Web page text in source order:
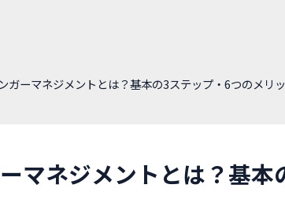
ガーマネジメントとは？基本の3ステップ・6つのメリ
マネジメントとは？基